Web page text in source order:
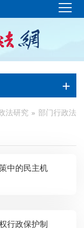
法研究 部门行政法